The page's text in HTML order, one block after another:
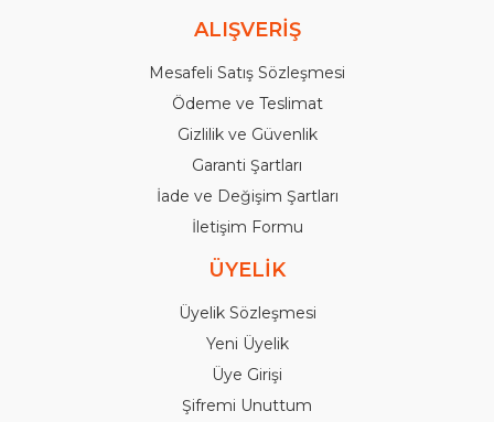
ALIŞVERİŞ
Mesafeli Satış Sözleşmesi
Ödeme ve Teslimat
Gizlilik ve Güvenlik
Garanti Şartları
İade ve Değişim Şartları
İletişim Formu
ÜYELİK
Üyelik Sözleşmesi
Yeni Üyelik
Üye Girişi
Şifremi Unuttum